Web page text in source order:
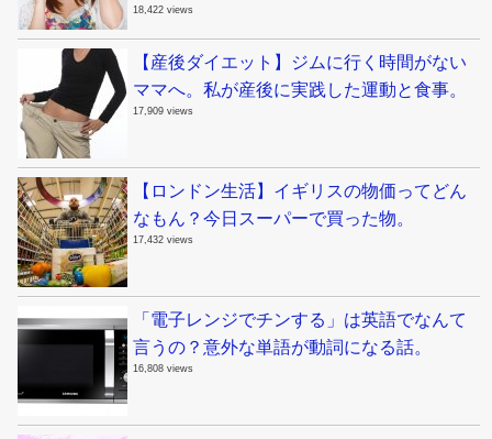
18,422 views
【産後ダイエット】ジムに行く時間がない
ママへ。私が産後に実践した運動と食事。
17,909 views
【ロンドン生活】イギリスの物価ってどん
なもん？今日スーパーで買った物。
17,432 views
「電子レンジでチンする」は英語でなんて
言うの？意外な単語が動詞になる話。
16,808 views